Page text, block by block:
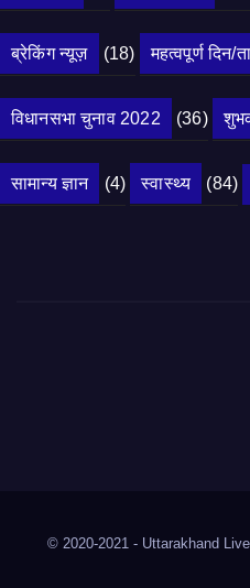
ब्रेकिंग न्यूज़ (18) महत्वपूर्ण दिन/
विधानसभा चुनाव 2022 (36)
सामान्य ज्ञान (4) स्वास्थ्य (84)
© 2020-2021 - Uttarakhand